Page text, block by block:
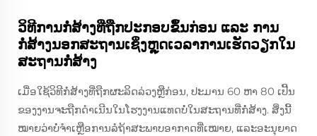
ວິທີການກໍ່ສ້າງທີ່ຖືກປະກອບຂຶ້ນກ່ອນ ແລະ ການ
ກໍ່ສ້າງນອກສະຖານເຊິ່ງຫຼຸດເວລາການເຮັດວຽກໃນ
ສະຖານກໍ່ສ້າງ
ເມື່ອໃຊ້ວິທີກໍ່ສ້າງທີ່ຖືກຜະລິດລ່ວງຫຼືກ່ອນ, ປະມານ 60 ຫາ 80 ເປີ້ນ
ຂອງງານຈະຖືກດຳເນີນໃນໂຮງງານແທດບໍ່ໃນສະຖານທີ່ກໍ່ສ້າງ. ສິ່ງນີ້
ໝາຍວ່າບໍ່ຈຳເຫຼືອການລໍຖ້າສະພາບອາກາດທີ່ເໝາຍ, ແລະອະນຸຍາດ